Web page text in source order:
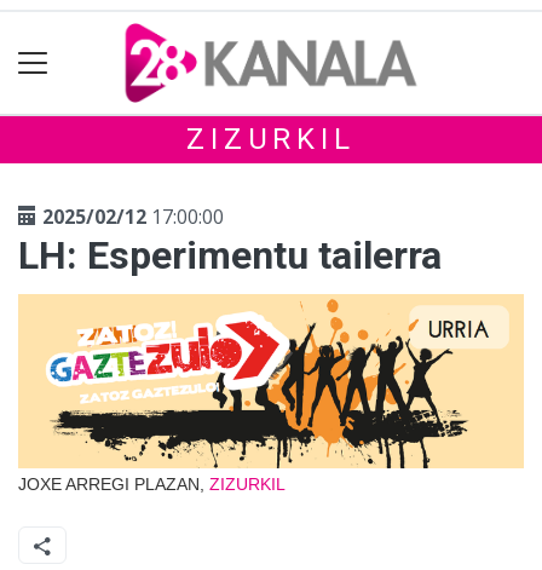
ZIZURKIL
2025/02/12 17:00:00
LH: Esperimentu tailerra
JOXE ARREGI PLAZAN, ZIZURKIL